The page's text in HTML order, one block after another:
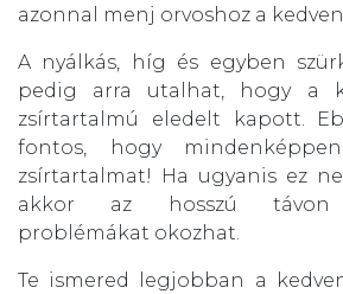
azonnal menj orvoshoz a
A nyálkás, híg és egyben
pedig arra utalhat, hogy a
zsírtartalmú eledelt kapott.
fontos, hogy
zsírtartalmat! Ha ugyanis ez
akkor az hosszú távon
problémákat okozhat.
Te ismered legjobban a